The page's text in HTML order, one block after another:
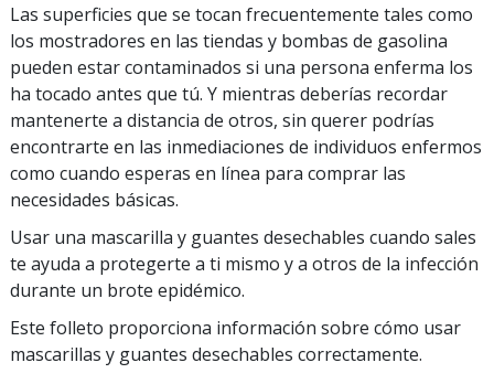
Las superficies que se tocan frecuentemente tales como
los mostradores en las tiendas y bombas de gasolina
pueden estar contaminados si una persona enferma los
ha tocado antes que tú. Y mientras deberías recordar
mantenerte a distancia de otros, sin querer podrías
encontrarte en las inmediaciones de individuos enfermos
como cuando esperas en línea para comprar las
necesidades básicas.
Usar una mascarilla y guantes desechables cuando sales
te ayuda a protegerte a ti mismo y a otros de la infección
durante un brote epidémico.
Este folleto proporciona información sobre cómo usar
mascarillas y guantes desechables correctamente.